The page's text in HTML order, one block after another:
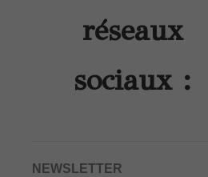
réseaux
sociaux :
NEWSLETTER